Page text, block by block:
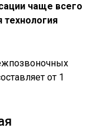
чаще всего
технология
от 1